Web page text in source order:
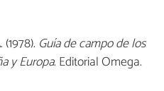
Guía de campo de los
y Europa. Editorial Omega.